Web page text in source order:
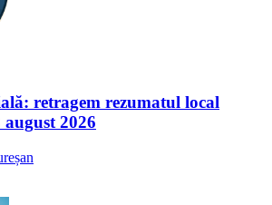
retragem rezumatul local
2026